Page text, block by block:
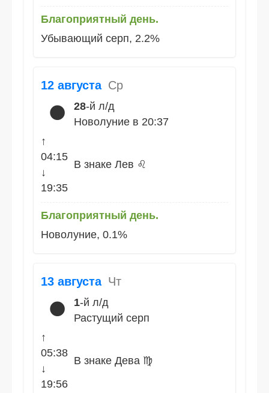
Благоприятный день.
Убывающий серп, 2.2%
12 августа Ср
🌑 28-й л/д
Новолуние в 20:37
↑
04:15
↓
19:35
В знаке Лев ♌
Благоприятный день.
Новолуние, 0.1%
13 августа Чт
🌑 1-й л/д
Растущий серп
↑
05:38
↓
19:56
В знаке Дева ♍